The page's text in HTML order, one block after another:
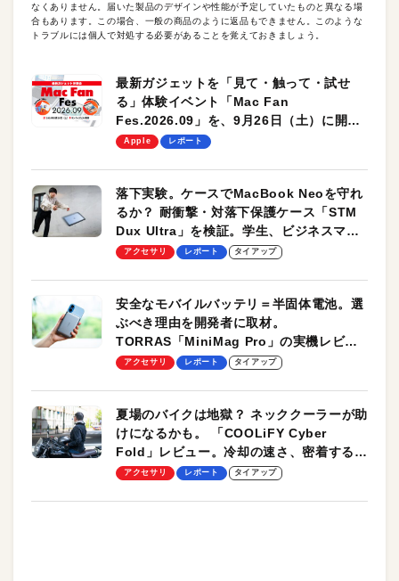
なくありません。届いた製品のデザインや性能が予定していたものと異なる場
合もあります。この場合、一般の商品のように返品もできません。このような
トラブルには個人で対処する必要があることを覚えておきましょう。
最新ガジェットを「見て・触って・試せ
る」体験イベント「Mac Fan
Fes.2026.09」を、9月26日（土）に開催
します！
Apple レポート
落下実験。ケースでMacBook Neoを守れ
るか？ 耐衝撃・対落下保護ケース「STM
Dux Ultra」を検証。学生、ビジネスマン
のモバイルユースに最適！
アクセサリ レポート タイアップ
安全なモバイルバッテリ＝半固体電池。選
ぶべき理由を開発者に取材。
TORRAS「MiniMag Pro」の実機レビュ
ーも
アクセサリ レポート タイアップ
夏場のバイクは地獄？ ネッククーラーが助
けになるかも。 「COOLiFY Cyber
Fold」レビュー。冷却の速さ、密着する冷
却プレート、シンプルな操作性がグッド！
アクセサリ レポート タイアップ